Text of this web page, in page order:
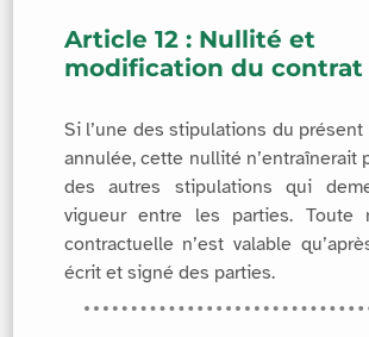
Article 12 : Nullité et
modification du contrat
Si l’une des stipulations du
annulée, cette nullité n’entraînerait
des autres stipulations qui
vigueur entre les parties. Toute
contractuelle n’est valable
écrit et signé des parties.